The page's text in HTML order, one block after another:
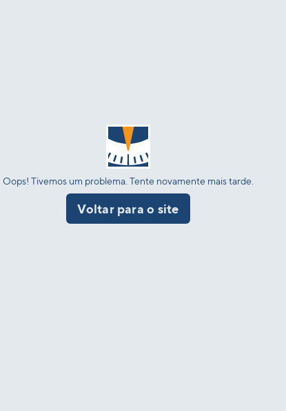
Oops! Tivemos um problema. Tente novamente mais tarde.
Voltar para o site